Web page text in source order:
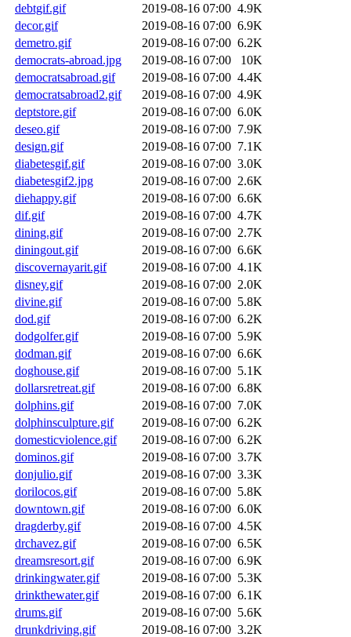
debtgif.gif
2019-08-16 07:00 4.9K
decor.gif
2019-08-16 07:00 6.9K
demetro.gif
2019-08-16 07:00 6.2K
democrats-abroad.jpg
2019-08-16 07:00
10K
democratsabroad.gif
2019-08-16 07:00 4.4K
democratsabroad2.gif
2019-08-16 07:00 4.9K
deptstore.gif
2019-08-16 07:00 6.0K
deseo.gif
2019-08-16 07:00 7.9K
design.gif
2019-08-16 07:00 7.1K
diabetesgif.gif
2019-08-16 07:00 3.0K
diabetesgif2.jpg
2019-08-16 07:00 2.6K
diehappy.gif
2019-08-16 07:00 6.6K
dif.gif
2019-08-16 07:00 4.7K
dining.gif
2019-08-16 07:00 2.7K
diningout.gif
2019-08-16 07:00 6.6K
discovernayarit.gif
2019-08-16 07:00 4.1K
disney.gif
2019-08-16 07:00 2.0K
divine.gif
2019-08-16 07:00 5.8K
dod.gif
2019-08-16 07:00 6.2K
dodgolfer.gif
2019-08-16 07:00 5.9K
dodman.gif
2019-08-16 07:00 6.6K
doghouse.gif
2019-08-16 07:00 5.1K
dollarsretreat.gif
2019-08-16 07:00 6.8K
dolphins.gif
2019-08-16 07:00 7.0K
dolphinsculpture.gif
2019-08-16 07:00 6.2K
domesticviolence.gif
2019-08-16 07:00 6.2K
dominos.gif
2019-08-16 07:00 3.7K
donjulio.gif
2019-08-16 07:00 3.3K
dorilocos.gif
2019-08-16 07:00 5.8K
downtown.gif
2019-08-16 07:00 6.0K
dragderby.gif
2019-08-16 07:00 4.5K
drchavez.gif
2019-08-16 07:00 6.5K
dreamsresort.gif
2019-08-16 07:00 6.9K
drinkingwater.gif
2019-08-16 07:00 5.3K
drinkthewater.gif
2019-08-16 07:00 6.1K
drums.gif
2019-08-16 07:00 5.6K
drunkdriving.gif
2019-08-16 07:00 3.2K